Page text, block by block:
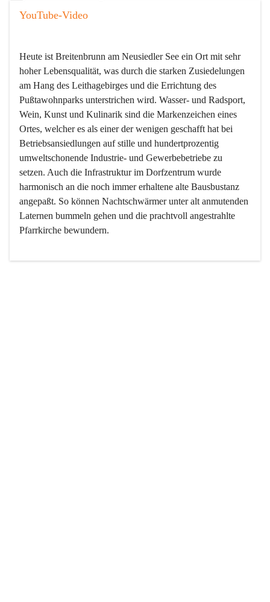
YouTube-Video
Heute ist Breitenbrunn am Neusiedler See ein Ort mit sehr
hoher Lebensqualität, was durch die starken Zusiedelungen
am Hang des Leithagebirges und die Errichtung des
Pußtawohnparks unterstrichen wird. Wasser- und Radsport,
Wein, Kunst und Kulinarik sind die Markenzeichen eines
Ortes, welcher es als einer der wenigen geschafft hat bei
Betriebsansiedlungen auf stille und hundertprozentig
umweltschonende Industrie- und Gewerbebetriebe zu
setzen. Auch die Infrastruktur im Dorfzentrum wurde
harmonisch an die noch immer erhaltene alte Bausbustanz
angepaßt. So können Nachtschwärmer unter alt anmutenden
Laternen bummeln gehen und die prachtvoll angestrahlte
Pfarrkirche bewundern.
Der Weinbau dominert heute nicht mehr, ist aber integrativer